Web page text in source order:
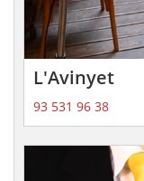
L'Avinyet
93 531 96 38